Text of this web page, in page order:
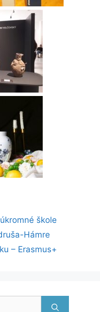
škole
Hámre
– Erasmus+